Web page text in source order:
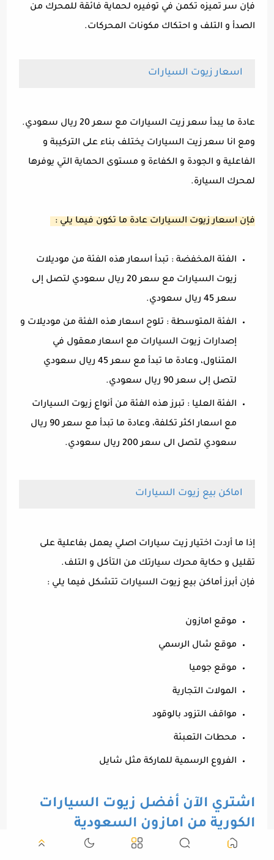
فإن سر تميزه تكمن في توفيره لحماية فائقة للمحرك من
الصدأ و التلف و احتكاك مكونات المحركات.
اسعار زيوت السيارات
عادة ما يبدأ سعر زيت السيارات مع سعر 20 ريال سعودي.
ومع انا سعر زيت السيارات يختلف بناء على التركيبة و
الفاعلية و الجودة و الكفاءة و مستوى الحماية التي يوفرها
لمحرك السيارة.
فإن اسعار زيوت السيارات عادة ما تكون فيما يلي :
الفئة المخفضة : تبدأ اسعار هذه الفئة من موديلات
زيوت السيارات مع سعر 20 ريال سعودي لتصل إلى
سعر 45 ريال سعودي.
الفئة المتوسطة : تلوح اسعار هذه الفئة من موديلات و
إصدارات زيوت السيارات مع اسعار معقول في
المتناول، وعادة ما تبدأ مع سعر 45 ريال سعودي
لتصل إلى سعر 90 ريال سعودي.
الفئة العليا : تبرز هذه الفئة من أنواع زيوت السيارات
مع اسعار اكثر تكلفة، وعادة ما تبدأ مع سعر 90 ريال
سعودي لتصل الى سعر 200 ريال سعودي.
اماكن بيع زيوت السيارات
إذا ما أردت اختيار زيت سيارات اصلي يعمل بفاعلية على
تقليل و حكاية محرك سيارتك من التأكل و التلف.
فإن أبرز أماكن بيع زيوت السيارات تتشكل فيما يلي :
موقع امازون
موقع شال الرسمي
موقع جوميا
المولات التجارية
مواقف التزود بالوقود
محطات التعبئة
الفروع الرسمية للماركة مثل شايل
اشتري الآن أفضل زيوت السيارات
الكورية من امازون السعودية